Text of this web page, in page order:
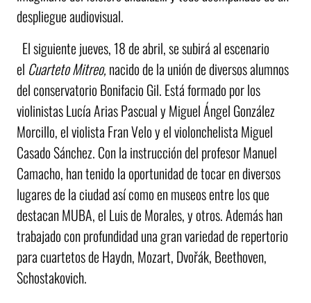
despliegue audiovisual.
El siguiente jueves, 18 de abril, se subirá al escenario
el Cuarteto Mitreo, nacido de la unión de diversos alumnos
del conservatorio Bonifacio Gil. Está formado por los
violinistas Lucía Arias Pascual y Miguel Ángel González
Morcillo, el violista Fran Velo y el violonchelista Miguel
Casado Sánchez. Con la instrucción del profesor Manuel
Camacho, han tenido la oportunidad de tocar en diversos
lugares de la ciudad así como en museos entre los que
destacan MUBA, el Luis de Morales, y otros. Además han
trabajado con profundidad una gran variedad de repertorio
para cuartetos de Haydn, Mozart, Dvořák, Beethoven,
Schostakovich.